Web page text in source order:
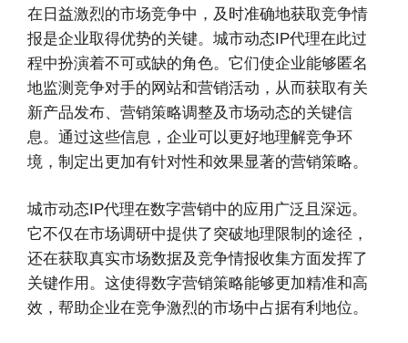
在日益激烈的市场竞争中，及时准确地获取竞争情
报是企业取得优势的关键。城市动态IP代理在此过
程中扮演着不可或缺的角色。它们使企业能够匿名
地监测竞争对手的网站和营销活动，从而获取有关
新产品发布、营销策略调整及市场动态的关键信
息。通过这些信息，企业可以更好地理解竞争环
境，制定出更加有针对性和效果显著的营销策略。
城市动态IP代理在数字营销中的应用广泛且深远。
它不仅在市场调研中提供了突破地理限制的途径，
还在获取真实市场数据及竞争情报收集方面发挥了
关键作用。这使得数字营销策略能够更加精准和高
效，帮助企业在竞争激烈的市场中占据有利地位。